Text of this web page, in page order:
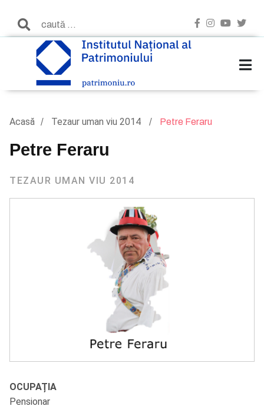
Acasă Tezaur uman viu 2014 Petre Feraru
Petre Feraru
TEZAUR UMAN VIU 2014
OCUPAȚIA
Pensionar